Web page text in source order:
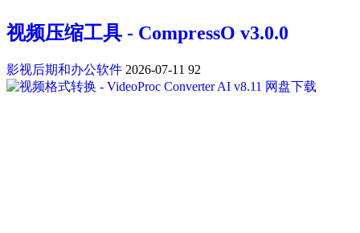
视频压缩工具 - CompressO v3.0.0
影视后期和办公软件 2026-07-11 92